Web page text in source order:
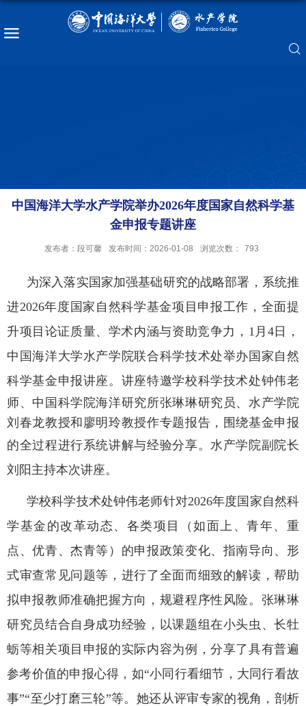
中国海洋大学水产学院举办2026年度国家自然科学基
金申报专题讲座
发布者：段可馨 发布时间：2026-01-08 浏览次数： 793
为深入落实国家加强基础研究的战略部署，系统推
进2026年度国家自然科学基金项目申报工作，全面提
升项目论证质量、学术内涵与资助竞争力， 1月4日，
中国海洋大学水产学院联合科学技术处举办国家自然
科学基金申报讲座。 讲座特邀学校科学技术处钟伟老
师、中国科学院海洋研究所张琳琳研究员、水产学院
刘春龙教授和廖明玲教授作专题报告，围绕基金申报
的全过程进行系统讲解与经验分享。 水产学院副院长
刘阳主持本次讲座。
学校科学技术处钟伟老师针对2026年度国家自然科
学基金的改革动态、各类项目（如面上、青年、重
点、优青、杰青等）的申报政策变化、指南导向、形
式审查常见问题等，进行了全面而细致的解读，帮助
拟申报教师准确把握方向，规避程序性风险。 张琳琳
研究员结合自身成功经验，以课题组在小头虫、长牡
蛎等相关项目申报的实际内容为例，分享了具有普遍
参考价值的申报心得，如“小同行看细节，大同行看故
事”“至少打磨三轮”等。她还从评审专家的视角，剖析